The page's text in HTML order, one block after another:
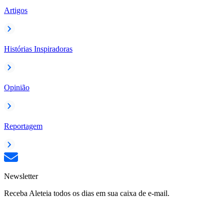
Artigos
Histórias Inspiradoras
Opinião
Reportagem
Newsletter
Receba Aleteia todos os dias em sua caixa de e-mail.